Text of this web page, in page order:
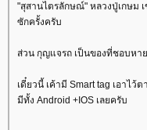
"สุสานไตรลักษณ์" หลวงปู่เกษม
ซักครั้งครับ
ส่วน กุญแจรถ เป็นของที่ชอบหา
เดี๋ยวนี้ เค้ามี Smart tag เอาไว้
มีทั้ง Android +IOS เลยครับ